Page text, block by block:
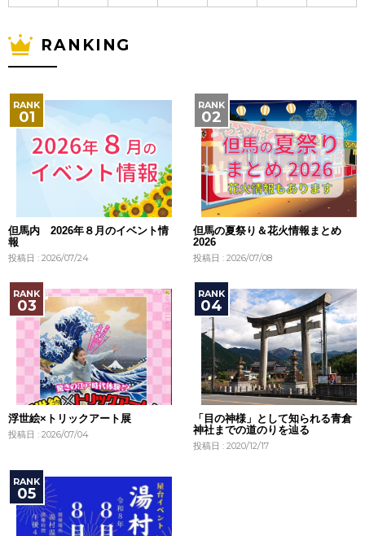
RANKING
但馬内 2026年８月のイベント情
報
投稿日 : 2026/07/24
但馬の夏祭り＆花火情報まとめ
2026
投稿日 : 2026/07/08
浮世絵×トリックアート展
投稿日 : 2026/07/04
「目の神様」として知られる青倉
神社までの道のりを辿る
投稿日 : 2020/12/17